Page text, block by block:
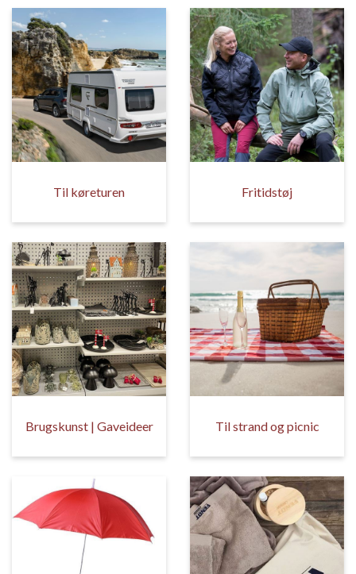
Til køreturen Fritidstøj
Brugskunst | Gaveideer Til strand og picnic